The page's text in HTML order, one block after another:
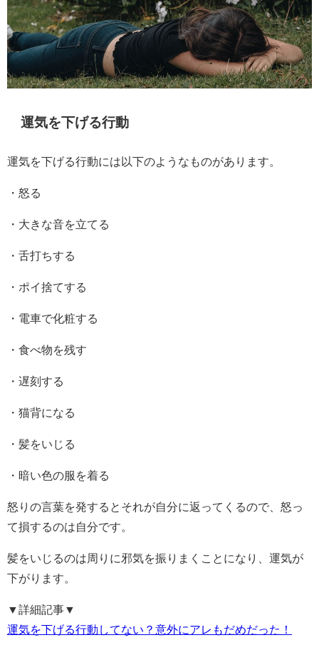
運気を下げる行動
運気を下げる行動には以下のようなものがあります。
・怒る
・大きな音を立てる
・舌打ちする
・ポイ捨てする
・電車で化粧する
・食べ物を残す
・遅刻する
・猫背になる
・髪をいじる
・暗い色の服を着る
怒りの言葉を発するとそれが自分に返ってくるので、怒っ
て損するのは自分です。
髪をいじるのは周り に邪気を振りまくことになり、運気が
下がります。
▼詳細記事▼
運気を下げる行動してない？意外にアレもだめだった！